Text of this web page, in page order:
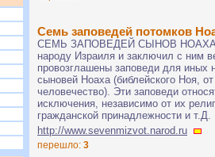
Семь заповедей потомков
СЕМЬ ЗАПОВЕДЕЙ СЫНОВ НОАХА
народу Израиля и заключил с ним
провозглашены заповеди для иных
сыновей Ноаха (библейского Ноя,
человечество). Эти заповеди
исключения, независимо от их
гражданской принадлежности и т.Д.
http://www.sevenmizvot.narod.ru
перешло: 3